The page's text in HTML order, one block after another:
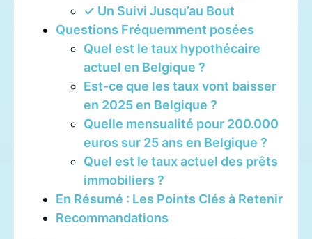
✓ Un Suivi Jusqu’au Bout
Questions Fréquemment posées
Quel est le taux hypothécaire
actuel en Belgique ?
Est-ce que les taux vont baisser
en 2025 en Belgique ?
Quelle mensualité pour 200.000
euros sur 25 ans en Belgique ?
Quel est le taux actuel des prêts
immobiliers ?
En Résumé : Les Points Clés à Retenir
Recommandations